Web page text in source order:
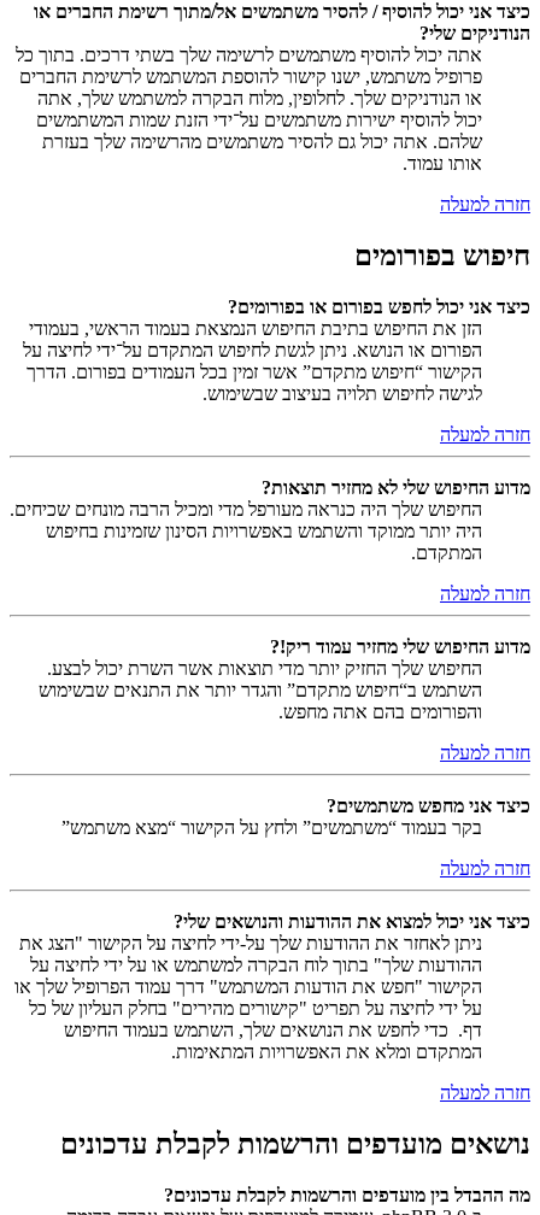
כיצד אני יכול להוסיף / להסיר משתמשים אל/מתוך רשימת החברים או
הנודניקים שלי?
אתה יכול להוסיף משתמשים לרשימה שלך בשתי דרכים. בתוך כל
פרופיל משתמש, ישנו קישור להוספת המשתמש לרשימת החברים
או הנודניקים שלך. לחלופין, מלוח הבקרה למשתמש שלך, אתה
יכול להוסיף ישירות משתמשים על־ידי הזנת שמות המשתמשים
שלהם. אתה יכול גם להסיר משתמשים מהרשימה שלך בעזרת
אותו עמוד.
חזרה למעלה
חיפוש בפורומים
כיצד אני יכול לחפש בפורום או בפורומים?
הזן את החיפוש בתיבת החיפוש הנמצאת בעמוד הראשי, בעמודי
הפורום או הנושא. ניתן לגשת לחיפוש המתקדם על־ידי לחיצה על
הקישור “חיפוש מתקדם” אשר זמין בכל העמודים בפורום. הדרך
לגישה לחיפוש תלויה בעיצוב שבשימוש.
חזרה למעלה
מדוע החיפוש שלי לא מחזיר תוצאות?
החיפוש שלך היה כנראה מעורפל מדי ומכיל הרבה מונחים שכיחים.
היה יותר ממוקד והשתמש באפשרויות הסינון שזמינות בחיפוש
המתקדם.
חזרה למעלה
מדוע החיפוש שלי מחזיר עמוד ריק!?
החיפוש שלך החזיק יותר מדי תוצאות אשר השרת יכול לבצע.
השתמש ב“חיפוש מתקדם” והגדר יותר את התנאים שבשימוש
והפורומים בהם אתה מחפש.
חזרה למעלה
כיצד אני מחפש משתמשים?
בקר בעמוד “משתמשים” ולחץ על הקישור “מצא משתמש”
חזרה למעלה
כיצד אני יכול למצוא את ההודעות והנושאים שלי?
ניתן לאחזר את ההודעות שלך על-ידי לחיצה על הקישור "הצג את
ההודעות שלך" בתוך לוח הבקרה למשתמש או על ידי לחיצה על
הקישור "חפש את הודעות המשתמש" דרך עמוד הפרופיל שלך או
על ידי לחיצה על תפריט "קישורים מהירים" בחלק העליון של כל
דף. כדי לחפש את הנושאים שלך, השתמש בעמוד החיפוש
המתקדם ומלא את האפשרויות המתאימות.
חזרה למעלה
נושאים מועדפים והרשמות לקבלת עדכונים
מה ההבדל בין מועדפים והרשמות לקבלת עדכונים?